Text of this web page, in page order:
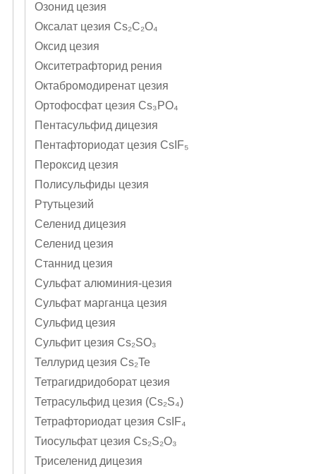
Озонид цезия
Оксалат цезия Cs₂C₂O₄
Оксид цезия
Окситетрафторид рения
Октабромодиренат цезия
Ортофосфат цезия Cs₃PO₄
Пентасульфид дицезия
Пентафториодат цезия CsIF₅
Пероксид цезия
Полисульфиды цезия
Ртутьцезий
Селенид дицезия
Селенид цезия
Станнид цезия
Сульфат алюминия-цезия
Сульфат марганца цезия
Сульфид цезия
Сульфит цезия Cs₂SO₃
Теллурид цезия Cs₂Te
Тетрагидридоборат цезия
Тетрасульфид цезия (Cs₂S₄)
Тетрафториодат цезия CsIF₄
Тиосульфат цезия Cs₂S₂O₃
Триселенид дицезия